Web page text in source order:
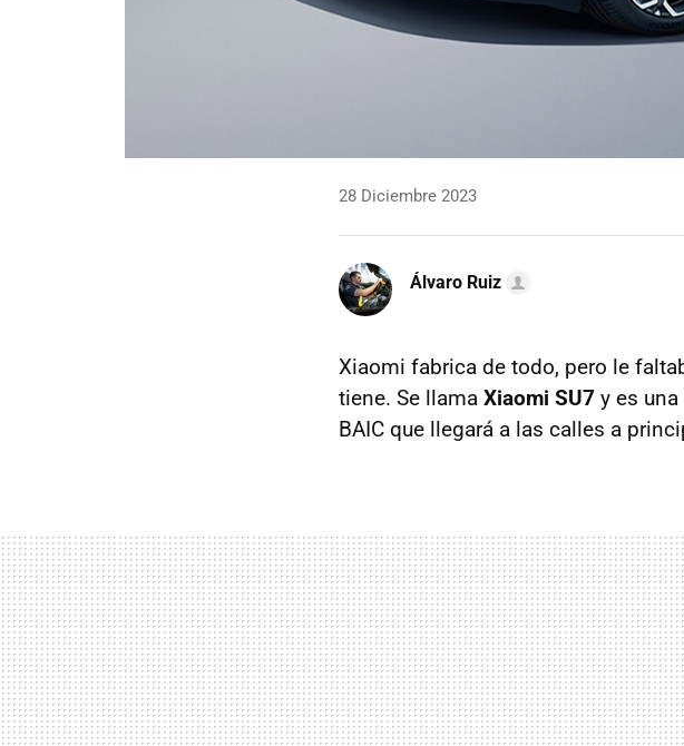
28 Diciembre 2023
Álvaro Ruiz
Xiaomi fabrica de todo, pero le
tiene. Se llama Xiaomi SU7 y es
BAIC que llegará a las calles a